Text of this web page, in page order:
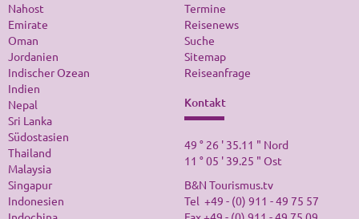
Nahost
Emirate
Oman
Jordanien
Indischer Ozean
Indien
Nepal
Sri Lanka
Südostasien
Thailand
Malaysia
Singapur
Indonesien
Termine
Reisenews
Suche
Sitemap
Reiseanfrage
Kontakt
49 ° 26 ' 35.11 " Nord
11 ° 05 ' 39.25 " Ost
B&N Tourismus.tv
Tel +49 - (0) 911 - 49 75 57